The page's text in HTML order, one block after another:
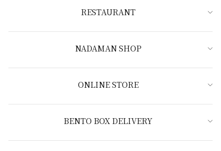
RESTAURANT
NADAMAN SHOP
ONLINE STORE
BENTO BOX DELIVERY